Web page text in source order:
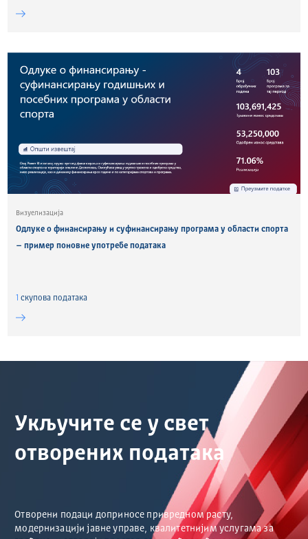
Визуелизација
Одлуке о финансирању и суфинансирању програма у области спорта
– пример поновне употребе података
1 скуповa података
Укључите се у свет
отворених података
Отворени подаци доприносе привредном расту,
модернизацији јавне управе, квалитетнијим услугама за